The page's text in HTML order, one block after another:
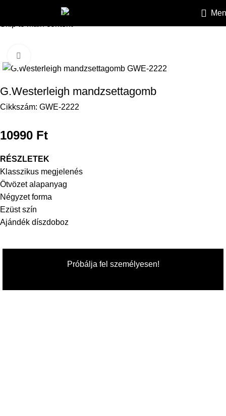
Skip to navigation
G.Westerleigh mandzsettagomb
Cikkszám: GWE-2222
10990 Ft
RÉSZLETEK
Klasszikus megjelenés
Ötvözet alapanyag
Négyzet forma
Ezüst szín
Ajándék díszdoboz
Próbálja fel személyesen!